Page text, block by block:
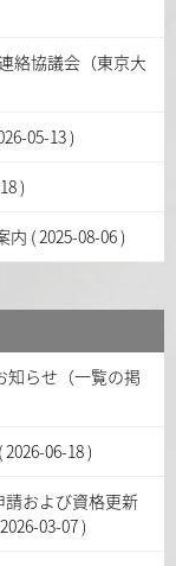
絡協議会（東京大
05-13
内 2025-08-06
知らせ（一覧の掲
2026-06-18
請および資格更新
2026-03-07